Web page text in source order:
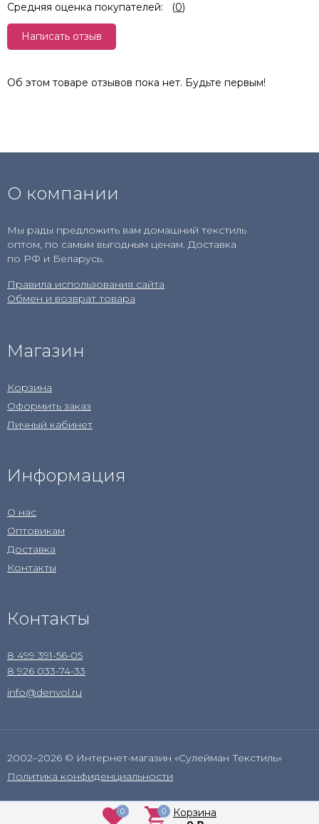
Средняя оценка покупателей: (0)
Написать отзыв
Об этом товаре отзывов пока нет. Будьте первым!
О компании
Мы рады предложить вам домашний текстиль
оптом, по самым выгодным ценам. Доставка
по РФ и Беларусь.
Правила использования сайта
Обмен и возврат товара
Магазин
Корзина
Оформить заказ
Личный кабинет
Информация
О нас
Оптовикам
Доставка
Контакты
Контакты
8 499 391-56-05
8 926 033-74-33
info@denvol.ru
2002–2026 © Интернет-магазин «Сулейман Текстиль»
Политика конфиденциальности
0 0 Корзина